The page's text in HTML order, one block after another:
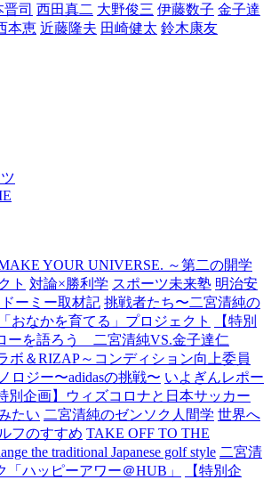
司 西田真二 大野俊三 伊藤数子 金子達
本恵 近藤隆夫 田崎健太 鈴木康友
YOUR UNIVERSE. ～第二の開学
ト 対論×勝利学 スポーツ未来塾 明治安
ーミー取材記 挑戦者たち〜二宮清純の
おなかを育てる」プロジェクト
【特別
ーを語ろう 二宮清純VS.金子達仁
ボ＆RIZAP～コンディション向上委員
ロジー〜adidasの挑戦〜 いよぎんレポー
別企画】ウィズコロナと日本サッカー
たい 二宮清純のゼンソク人間学 世界へ
フのすすめ TAKE OFF TO THE
the traditional Japanese golf style 二宮清
ハッピーアワー＠HUB」
【特別企